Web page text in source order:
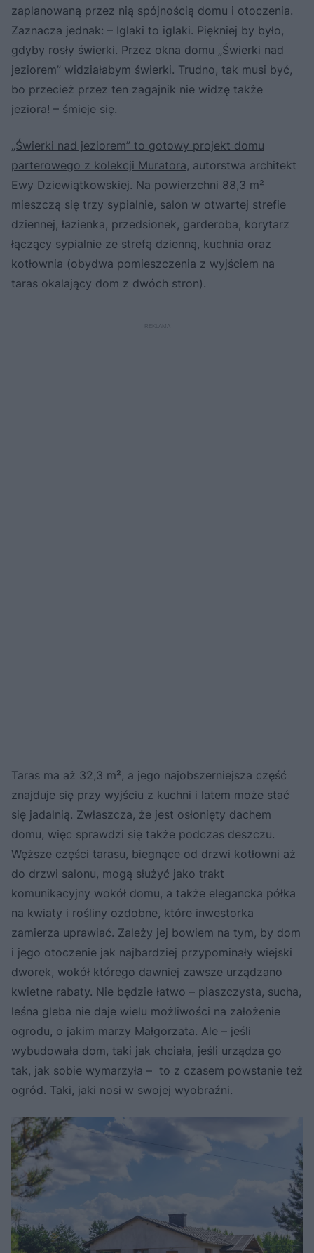
zaplanowaną przez nią spójnością domu i otoczenia.
Zaznacza jednak: – Iglaki to iglaki. Piękniej by było,
gdyby rosły świerki. Przez okna domu „Świerki nad
jeziorem” widziałabym świerki. Trudno, tak musi być,
bo przecież przez ten zagajnik nie widzę także
jeziora! – śmieje się.
„Świerki nad jeziorem” to gotowy projekt domu
parterowego z kolekcji Muratora, autorstwa architekt
Ewy Dziewiątkowskiej. Na powierzchni 88,3 m²
mieszczą się trzy sypialnie, salon w otwartej strefie
dziennej, łazienka, przedsionek, garderoba, korytarz
łączący sypialnie ze strefą dzienną, kuchnia oraz
kotłownia (obydwa pomieszczenia z wyjściem na
taras okalający dom z dwóch stron).
Taras ma aż 32,3 m², a jego najobszerniejsza część
znajduje się przy wyjściu z kuchni i latem może stać
się jadalnią. Zwłaszcza, że jest osłonięty dachem
domu, więc sprawdzi się także podczas deszczu.
Węższe części tarasu, biegnące od drzwi kotłowni aż
do drzwi salonu, mogą służyć jako trakt
komunikacyjny wokół domu, a także elegancka półka
na kwiaty i rośliny ozdobne, które inwestorka
zamierza uprawiać. Zależy jej bowiem na tym, by dom
i jego otoczenie jak najbardziej przypominały wiejski
dworek, wokół którego dawniej zawsze urządzano
kwietne rabaty. Nie będzie łatwo – piaszczysta, sucha,
leśna gleba nie daje wielu możliwości na założenie
ogrodu, o jakim marzy Małgorzata. Ale – jeśli
wybudowała dom, taki jak chciała, jeśli urządza go
tak, jak sobie wymarzyła – to z czasem powstanie też
ogród. Taki, jaki nosi w swojej wyobraźni.